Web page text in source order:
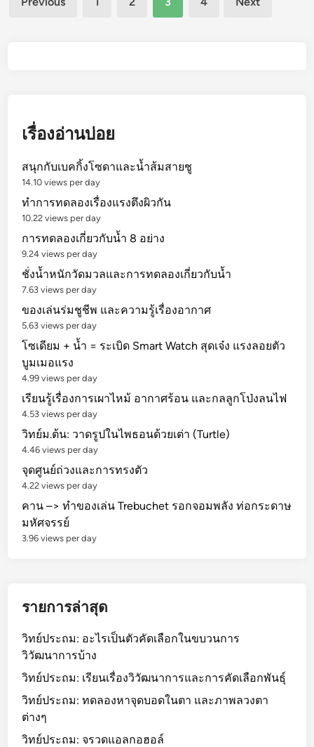
เรื่องอ่านบ่อย
สนุกกับเบคกิ้งโซดาและน้ำส้มสายชู
14.10 views per day
ทำการทดลองเรื่องแรงตึงผิวกัน
10.22 views per day
การทดลองเกี่ยวกับน้ำ 8 อย่าง
9.24 views per day
ชั่งน้ำหนักวัดมวลและการทดลองเกี่ยวกับน้ำ
7.63 views per day
ของเล่นร่มชูชีพ และความรู้เรื่องอากาศ
5.63 views per day
โซเดียม + น้ำ = ระเบิด Smart Watch สุดเจ๋ง แรงลอยตัว
บูมเมอแรง
4.99 views per day
เรียนรู้เรื่องการเผาไหม้ อากาศร้อน และกลลูกโป่งลนไฟ
4.53 views per day
วิทย์ม.ต้น: วาดรูปในไพธอนด้วยเต่า (Turtle)
4.46 views per day
จุดศูนย์ถ่วงและการทรงตัว
4.22 views per day
คาน –> ทำของเล่น Trebuchet รอกจอมพลัง ท่อกระดาษ
มหัศจรรย์
3.96 views per day
รายการล่าสุด
วิทย์ประถม: อะไรเป็นตัวคัดเลือกในขบวนการ
วิวัฒนาการบ้าง
วิทย์ประถม: เรียนเรื่องวิวัฒนาการและการคัดเลือกพันธุ์
วิทย์ประถม: ทดลองหาจุดบอดในตา และภาพลวงตา
ต่างๆ
วิทย์ประถม: จรวดแอลกอฮอล์